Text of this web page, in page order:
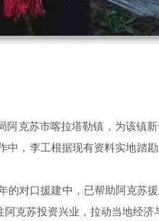
克苏市喀拉塔勒镇，为该镇
，李工根据现有资料实地踏
对口援建中，已帮助阿克苏
克苏投资兴业，拉动当地经济